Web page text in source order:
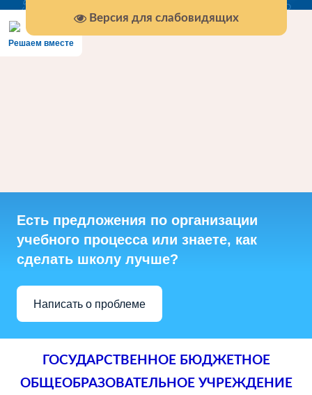
Версия для слабовидящих
Решаем вместе
Есть предложения по организации
учебного процесса или знаете, как
сделать школу лучше?
Написать о проблеме
ГОСУДАРСТВЕННОЕ БЮДЖЕТНОЕ
ОБЩЕОБРАЗОВАТЕЛЬНОЕ УЧРЕЖДЕНИЕ